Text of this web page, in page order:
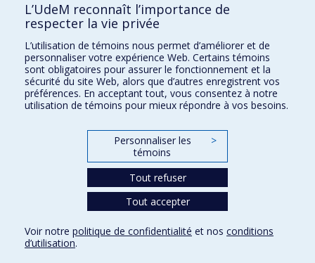
Écoles
Orthophonie et audiologie
Réadaptation
Directions
Confidentialité Conditions d’utilisation Paramètres des témoins
L’UdeM reconnaît l’importance de
respecter la vie privée
L’utilisation de témoins nous permet d’améliorer et de
personnaliser votre expérience Web. Certains témoins
sont obligatoires pour assurer le fonctionnement et la
sécurité du site Web, alors que d’autres enregistrent vos
préférences. En acceptant tout, vous consentez à notre
utilisation de témoins pour mieux répondre à vos besoins.
Personnaliser les
témoins
>
Tout refuser
Tout accepter
Voir notre politique de confidentialité et nos conditions
d’utilisation.